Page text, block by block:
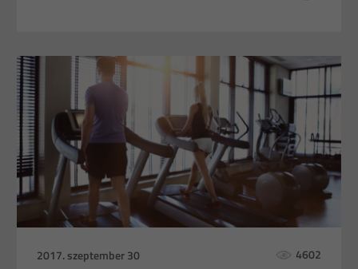
2017. szeptember 30 4602